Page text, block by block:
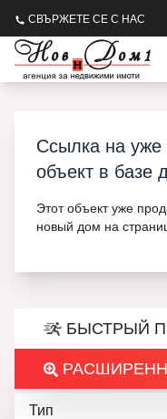
СВЪРЖЕТЕ СЕ С НАС
Ссылка на
объект в базе
Этот объект уже
новый дом на
БЫСТРЫЙ
Тип